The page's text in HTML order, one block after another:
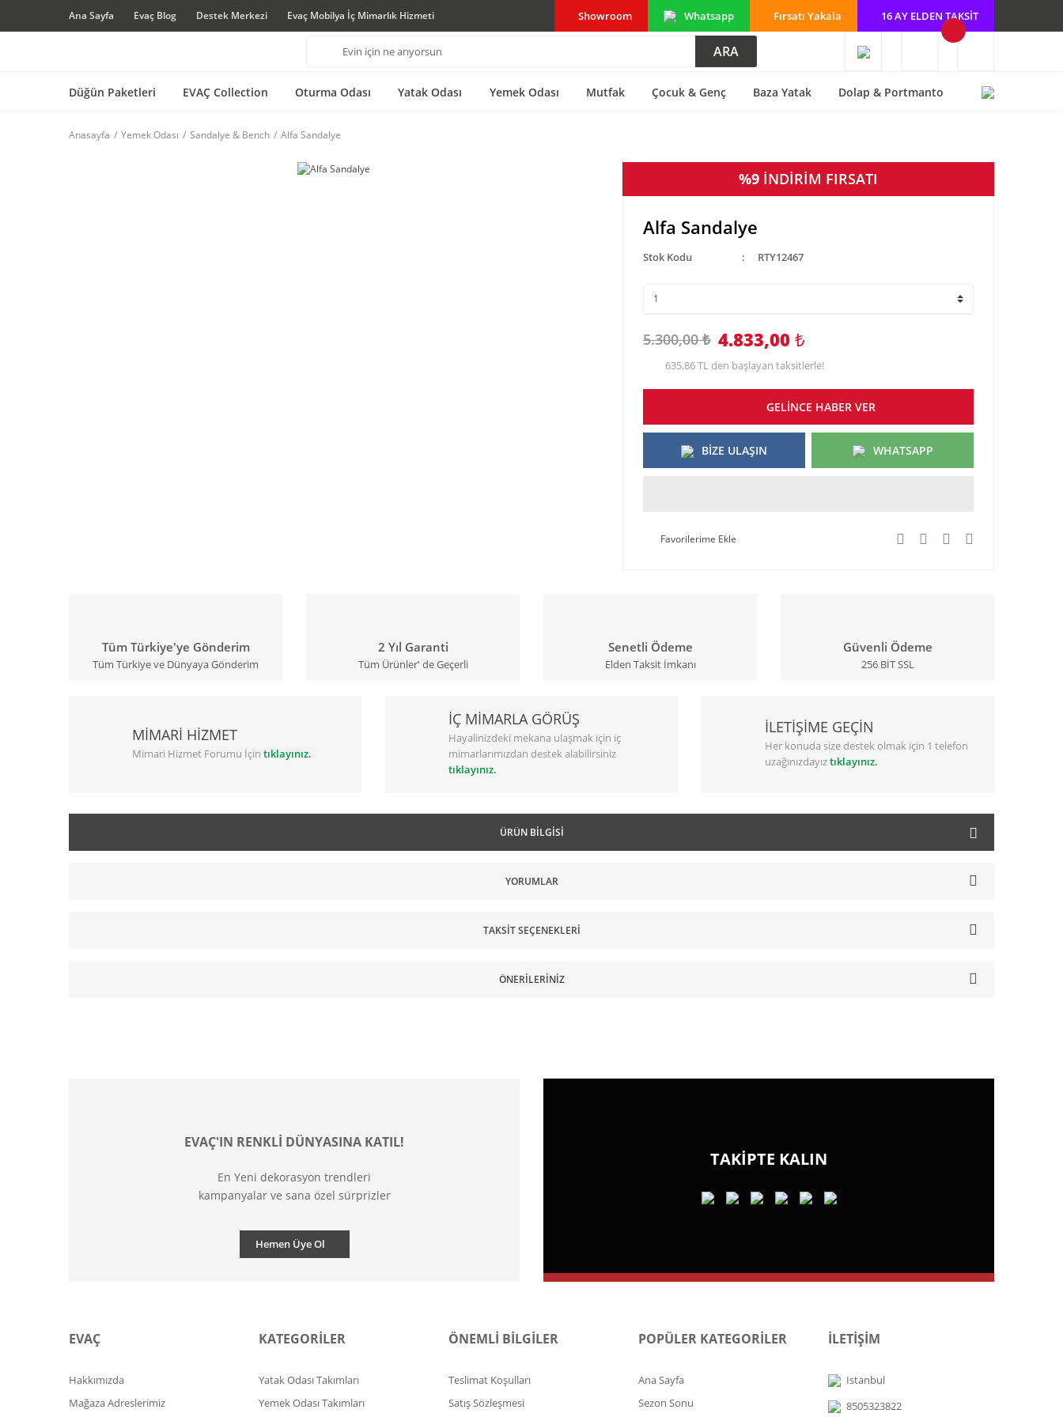
Ana Sayfa Evaç Blog Destek Merkezi Evaç Mobilya İç Mimarlık Hizmeti Showroom Whatsapp Fırsatı Yakala 16 AY ELDEN TAKSİT
ARA
Düğün Paketleri EVAÇ Collection Oturma Odası Yatak Odası Yemek Odası Mutfak Çocuk & Genç Baza Yatak Dolap & Portmanto
Anasayfa Yemek Odası Sandalye & Bench Alfa Sandalye
%9 İNDİRİM FIRSATI
Alfa Sandalye
Stok Kodu RTY12467
5.300,00 ₺ 4.833,00 ₺
635,86 TL den başlayan taksitlerle!
GELİNCE HABER VER
BİZE ULAŞIN WHATSAPP
Tüm Türkiye'ye Gönderim
Tüm Türkiye ve Dünyaya Gönderim
2 Yıl Garanti
Tüm Ürünler' de Geçerli
Senetli Ödeme
Elden Taksit İmkanı
Güvenli Ödeme
256 BİT SSL
MİMARİ HİZMET
Mimari Hizmet Forumu İçin tıklayınız.
İÇ MİMARLA GÖRÜŞ
Hayalinizdeki mekana ulaşmak için iç
mimarlarımızdan destek alabilirsiniz
tıklayınız.
İLETİŞİME GEÇİN
Her konuda size destek olmak için 1 telefon
uzağınızdayıztıklayınız.
ÜRÜN BILGISI
YORUMLAR
TAKSIT SEÇENEKLERI
ÖNERILERINIZ
EVAÇ'IN RENKLİ DÜNYASINA KATIL!
En Yeni dekorasyon trendleri
kampanyalar ve sana özel sürprizler
Hemen Üye Ol
TAKİPTE KALIN
EVAÇ
Hakkımızda
Mağaza Adreslerimiz
KATEGORİLER
Yatak Odası Takımları
Yemek Odası Takımları
ÖNEMLİ BİLGİLER
Teslimat Koşulları
Satış Sözleşmesi
POPÜLER KATEGORİLER
Ana Sayfa
Sezon Sonu
İLETİŞİM
Istanbul
8505323822